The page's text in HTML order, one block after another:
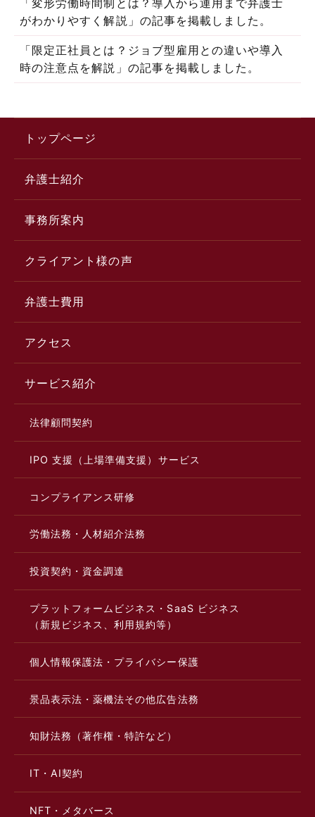
「変形労働時間制とは？導入から運用まで弁護士
がわかりやすく解説」の記事を掲載しました。
「限定正社員とは？ジョブ型雇用との違いや導入
時の注意点を解説」の記事を掲載しました。
トップページ
弁護士紹介
事務所案内
クライアント様の声
弁護士費用
アクセス
サービス紹介
法律顧問契約
IPO 支援（上場準備支援）サービス
コンプライアンス研修
労働法務・人材紹介法務
投資契約・資金調達
プラットフォームビジネス・SaaS ビジネス
（新規ビジネス、利用規約等）
個人情報保護法・プライバシー保護
景品表示法・薬機法その他広告法務
知財法務（著作権・特許など）
IT・AI契約
NFT・メタバース